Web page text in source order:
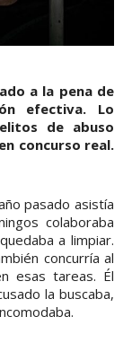
a la pena de
efectiva. Lo
de abuso
concurso real.
pasado asistía
colaboraba
a limpiar.
concurría al
esas tareas. Él
la buscaba,